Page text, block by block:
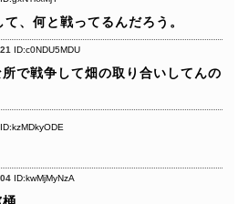
、何と戦ってるんだろう。
ID:c0NDU5MDU
で戦争して畑の取り合いしてんの
ID:kzMDkyODE
ID:kwMjMyNzA